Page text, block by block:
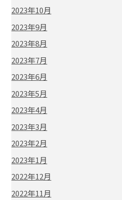
2023年10月
2023年9月
2023年8月
2023年7月
2023年6月
2023年5月
2023年4月
2023年3月
2023年2月
2023年1月
2022年12月
2022年11月